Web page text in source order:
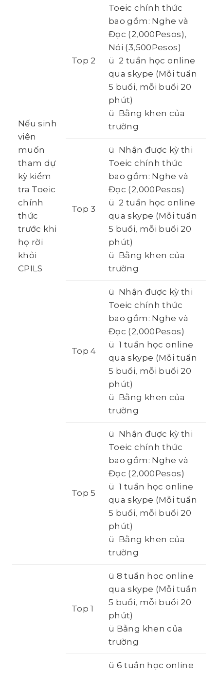
Nếu sinh
viên
muốn
tham dự
kỳ kiểm
tra Toeic
chính
thức
trước khi
họ rời
khỏi
CPILS
Top 2
Toeic chính thức
bao gồm: Nghe và
Đọc (2,000Pesos),
Nói (3,500Pesos)
ü 2 tuần học online
qua skype (Mỗi tuần
5 buổi, mỗi buổi 20
phút)
ü Bằng khen của
trường
Top 3
ü Nhận được kỳ thi
Toeic chính thức
bao gồm: Nghe và
Đọc (2,000Pesos)
ü 2 tuần học online
qua skype (Mỗi tuần
5 buổi, mỗi buổi 20
phút)
ü Bằng khen của
trường
Top 4
ü Nhận được kỳ thi
Toeic chính thức
bao gồm: Nghe và
Đọc (2,000Pesos)
ü 1 tuần học online
qua skype (Mỗi tuần
5 buổi, mỗi buổi 20
phút)
ü Bằng khen của
trường
Top 5
ü Nhận được kỳ thi
Toeic chính thức
bao gồm: Nghe và
Đọc (2,000Pesos)
ü 1 tuần học online
qua skype (Mỗi tuần
5 buổi, mỗi buổi 20
phút)
ü Bằng khen của
trường
Top 1
ü 8 tuần học online
qua skype (Mỗi tuần
5 buổi, mỗi buổi 20
phút)
ü Bằng khen của
trường
ü 6 tuần học online